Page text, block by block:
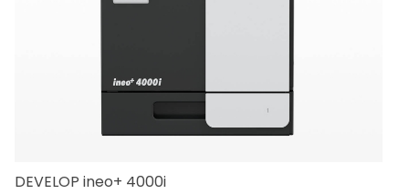
DEVELOP ineo+ 4000i